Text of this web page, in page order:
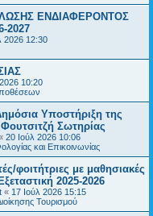
ΕΝΔΙΑΦΕΡΟΝΤΟΣ
2027
2026 12:30
10:20
Υποστήριξη της
Σωτηρίας
20 Ιούλ 2026 10:06
και Επικοινωνίας
φοιτήτριες με μαθησιακές
2025-2026
« 17 Ιούλ 2026 15:15
Τουρισμού